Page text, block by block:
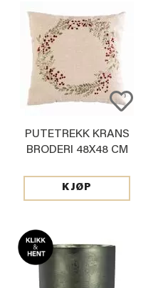
PUTETREKK KRANS
BRODERI 48X48 CM
KJØP